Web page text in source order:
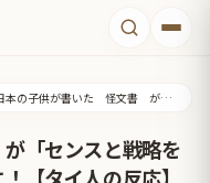
日本の子供が書いた 怪文書 が「センスと戦略を感じる」「天才的だ」と話題に！【タイ人の反応】
「センスと戦略を